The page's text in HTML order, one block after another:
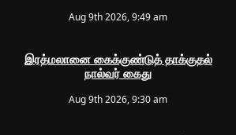
Aug 9th 2026, 9:49 am
இரத்மலானை கைக்குண்டுத் தாக்குதல்
நால்வர் கைது
Aug 9th 2026, 9:30 am